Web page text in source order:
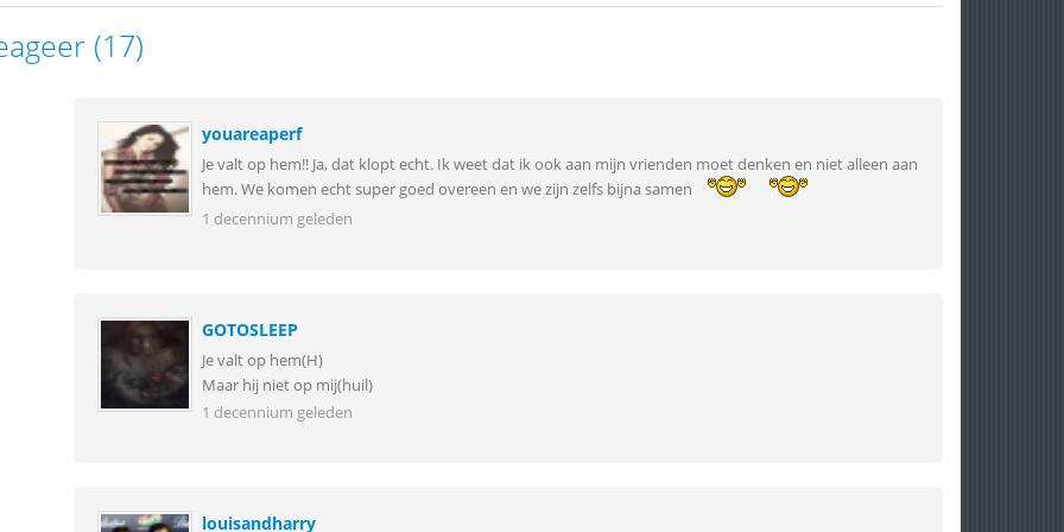
(17)
youareaperf
Je valt op hem!! Ja, dat klopt echt. Ik weet dat ik ook aan mijn vrienden moet denken en niet alleen aan
hem. We komen echt super goed overeen en we zijn zelfs bijna samen
1 decennium geleden
GOTOSLEEP
Je valt op hem(H)
Maar hij niet op mij(huil)
1 decennium geleden
louisandharry